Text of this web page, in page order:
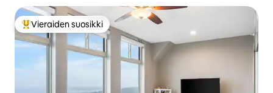
Vieraiden suosikkien parhaimmistoa
Vieraiden suosikki